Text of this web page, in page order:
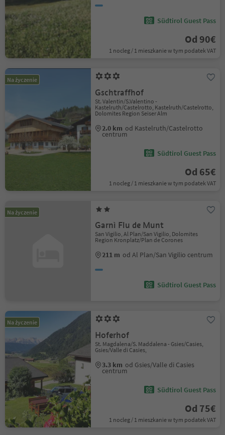
Südtirol Guest Pass
Od 90€
1 nocleg / 1 mieszkanie w tym podatek VAT
Na życzenie
Gschtraffhof
St. Valentin/S.Valentino -
Kastelruth/Castelrotto, Kastelruth/Castelrotto,
Dolomites Region Seiser Alm
2.0 km od Kastelruth/Castelrotto
centrum
Südtirol Guest Pass
Od 65€
1 nocleg / 1 mieszkanie w tym podatek VAT
Na życzenie
Garnì Flu de Munt
San Vigilio, Al Plan/San Vigilio, Dolomites
Region Kronplatz/Plan de Corones
211 m od Al Plan/San Vigilio centrum
Südtirol Guest Pass
Na życzenie
Hoferhof
St. Magdalena/S. Maddalena - Gsies/Casies,
Gsies/Valle di Casies,
3.3 km od Gsies/Valle di Casies
centrum
Südtirol Guest Pass
Od 75€
1 nocleg / 1 mieszkanie w tym podatek VAT